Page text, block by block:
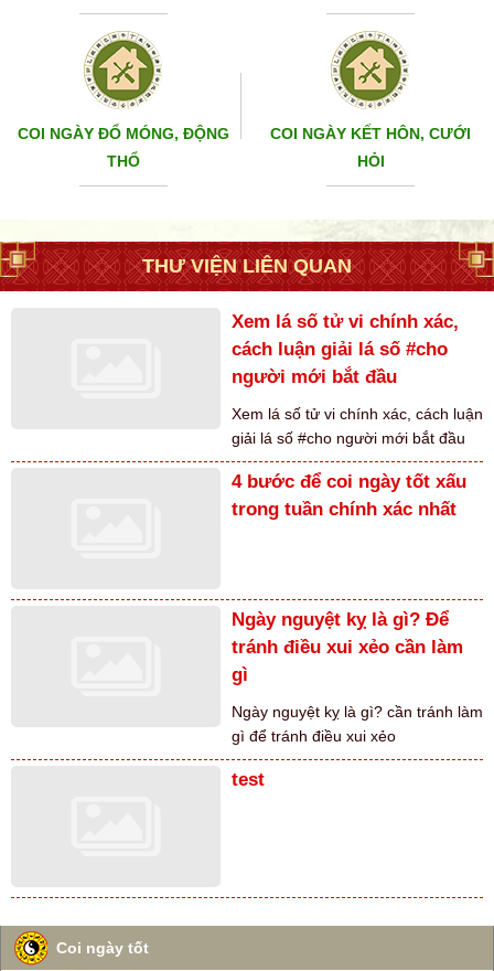
COI NGÀY ĐỔ MÓNG, ĐỘNG
THỔ
COI NGÀY KẾT HÔN, CƯỚI
HỎI
THƯ VIỆN LIÊN QUAN
Xem lá số tử vi chính xác,
cách luận giải lá số #cho
người mới bắt đầu
Xem lá số tử vi chính xác, cách luận
giải lá số #cho người mới bắt đầu
4 bước để coi ngày tốt xấu
trong tuần chính xác nhất
Ngày nguyệt kỵ là gì? Để
tránh điều xui xẻo cần làm
gì
Ngày nguyệt kỵ là gì? cần tránh làm
gì để tránh điều xui xẻo
test
Coi ngày tốt